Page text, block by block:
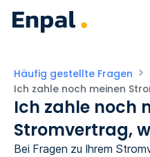
Häufig gestellte Fragen
Ich zahle noch meinen
Ich zahle noch
Stromvertrag,
Bei Fragen zu Ihrem